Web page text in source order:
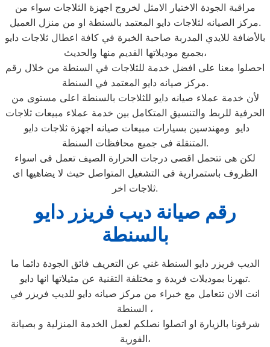
مراقبة الجودة الاختيار الامثل لخروج اجهزة الثلاجات سواء من
مركز الصيانه لثلاجات دايو المعتمد بالسنطة او من منزل العميل.
بالأضافة للايدي المدربة صاحبة الخبرة في كافة اعطال ثلاجات دايو
بجميع موديلاتها القديم منها والحديث،
احصلوا معنا على افضل خدمة للثلاجات في السنطة من خلال رقم
مركز صيانه دايو المعتمد في السنطة.
لأن خدمة عملاء صيانه دايو للثلاجات بالسنطة اعلى مستوى من
الحرفية للربط والتنسيق المتكامل بين خدمة عملاء مبيعات ثلاجات
دايو ومهندسين بسيارات مبيعات صيانه اجهزة ثلاجات دايو
المتنقلة فى جميع محافظات السنطة.
لكن هى تتحمل اقصى درجات الحرارة الصيف تعمل فى اسواء
الظروف باستمرارية فى التشغيل المتواصل حيث لا يضاهيها اى
ثلاجات اخر.
رقم صيانة ديب فريزر دايو
بالسنطة
الديب فريزر دايو السنطة غني عن التعريف فائق الجودة دائما ما
تبهرنا بموديلات فريدة و مختلفة التقنية عن مثيلاتها انها دايو.
انت الان تتعامل مع خبراء من مركز صيانه دايو للديب فريزر في
السنطة ،
شرفونا بالزيارة او اتصلوا نصلكم لعمل الخدمة المنزلية و بصيانة
الفورية،